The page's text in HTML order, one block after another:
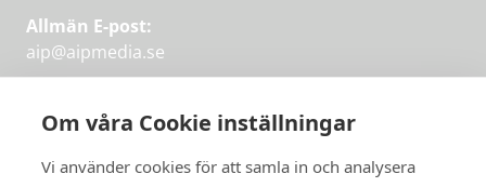
Om våra Cookie inställningar
Vi använder cookies för att samla in och analysera
Allmän E-post:
aip@aipmedia.se
aip@flowyinfo.seeller 08-1210 60 40.
Instagram
LinkedIn
Twitter
Facebook